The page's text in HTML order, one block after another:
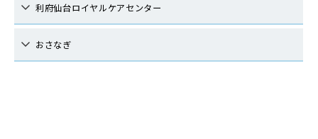
利府仙台ロイヤルケアセンター
おさなぎ